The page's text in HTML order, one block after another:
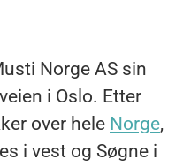
Norge AS sin
i Oslo. Etter
over hele Norge,
i vest og Søgne i